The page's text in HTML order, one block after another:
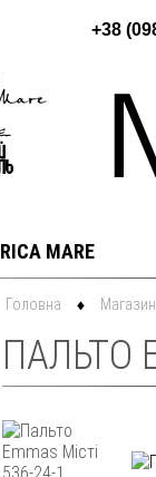
+38
RICA MARE
Головна Магазин
ПАЛЬТО